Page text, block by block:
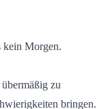
kein Morgen.
zu
bringen.